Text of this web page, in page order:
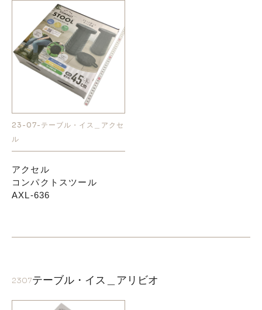
23-07-テーブル・イス＿アクセ
ル
アクセル
コンパクトスツール
AXL-636
2307テーブル・イス＿アリビオ